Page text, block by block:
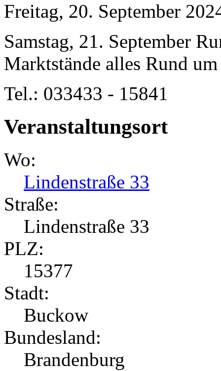
Freitag, 20. September
Samstag, 21. September
Marktstände alles Rund
Tel.: 033433 - 15841
Veranstaltungsort
Wo:
Lindenstraße 33
Straße:
Lindenstraße 33
PLZ:
15377
Stadt:
Buckow
Bundesland:
Brandenburg